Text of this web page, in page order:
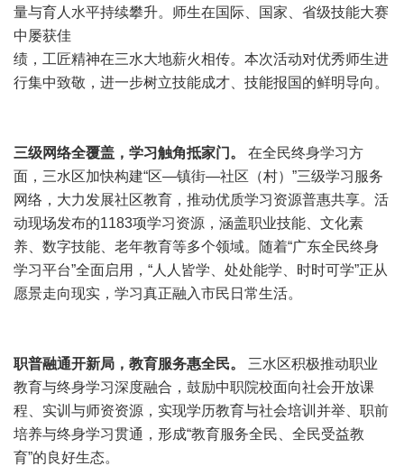
量与育人水平持续攀升。师生在国际、国家、省级技能大赛
中屡获佳
绩，工匠精神在三水大地薪火相传。本次活动对优秀师生进
行集中致敬，进一步树立技能成才、技能报国的鲜明导向。
三级网络全覆盖，学习触角抵家门。
在全民终身学习方
面，三水区加快构建“区—镇街—社区（村）”三级学习服务
网络，大力发展社区教育，推动优质学习资源普惠共享。活
动现场发布的1183项学习资源，涵盖职业技能、文化素
养、数字技能、老年教育等多个领域。随着“广东全民终身
学习平台”全面启用，“人人皆学、处处能学、时时可学”正从
愿景走向现实，学习真正融入市民日常生活。
职普融通开新局，教育服务惠全民。
三水区积极推动职业
教育与终身学习深度融合，鼓励中职院校面向社会开放课
程、实训与师资资源，实现学历教育与社会培训并举、职前
培养与终身学习贯通，形成“教育服务全民、全民受益教
育”的良好生态。